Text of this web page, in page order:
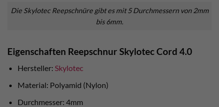
Die Skylotec Reepschnüre gibt es mit 5 Durchmessern von 2mm
bis 6mm.
Eigenschaften Reepschnur Skylotec Cord 4.0
Hersteller: Skylotec
Material: Polyamid (Nylon)
Durchmesser: 4mm